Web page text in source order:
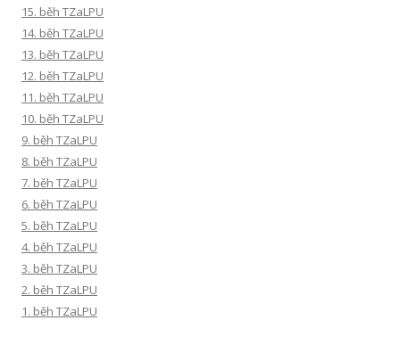
15. běh TZaLPU
14. běh TZaLPU
13. běh TZaLPU
12. běh TZaLPU
11. běh TZaLPU
10. běh TZaLPU
9. běh TZaLPU
8. běh TZaLPU
7. běh TZaLPU
6. běh TZaLPU
5. běh TZaLPU
4. běh TZaLPU
3. běh TZaLPU
2. běh TZaLPU
1. běh TZaLPU